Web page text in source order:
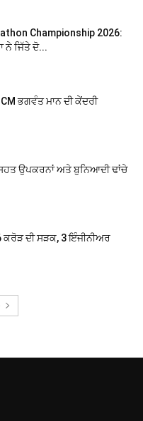
Championship 2026:
ਨੇ ਜਿੱਤੇ ਦੋ...
ਭਗਵੰਤ ਮਾਨ ਦੀ ਕੇਂਦਰੀ
ਉਪਕਰਨਾਂ ਅਤੇ ਬੁਨਿਆਦੀ ਢਾਂਚੇ
ਕਰੋੜ ਦੀ ਸੜਕ, 3 ਇੰਜੀਨੀਅਰ